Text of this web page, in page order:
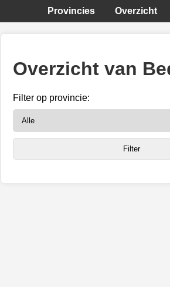
Provincies Overzicht
Overzicht van
Filter op provincie: